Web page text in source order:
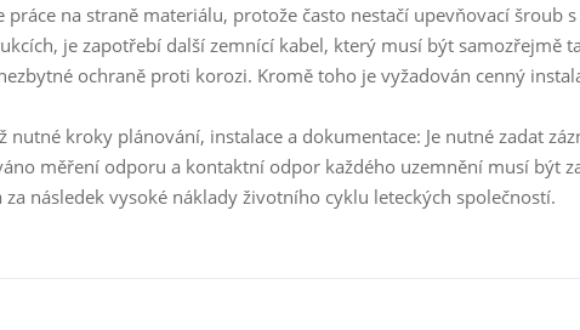
na straně materiálu, protože často nestačí upevňovací
je zapotřebí další zemnící kabel, který musí být samozřejmě
ochraně proti korozi. Kromě toho je vyžadován cenný
kroky plánování, instalace a dokumentace: Je nutné zadat
měření odporu a kontaktní odpor každého uzemnění musí být
následek vysoké náklady životního cyklu leteckých společností.